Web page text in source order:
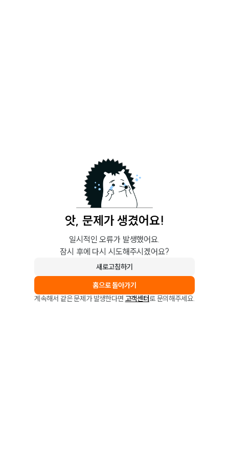
앗, 문제가 생겼어요!
일시적인 오류가 발생했어요.
잠시 후에 다시 시도해주시겠어요?
새로고침하기
홈으로 돌아가기
계속해서 같은 문제가 발생한다면 고객센터로 문의해주세요.